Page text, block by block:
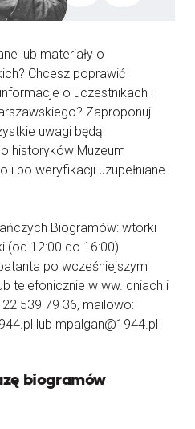
lub materiały o
Chcesz poprawić
o uczestnikach i
Zaproponuj
uwagi będą
historyków Muzeum
i po weryfikacji uzupełniane
Biogramów: wtorki
(od 12:00 do 16:00)
po wcześniejszym
telefonicznie w ww. dniach i
539 79 36, mailowo:
lub mpalgan@1944.pl
biogramów